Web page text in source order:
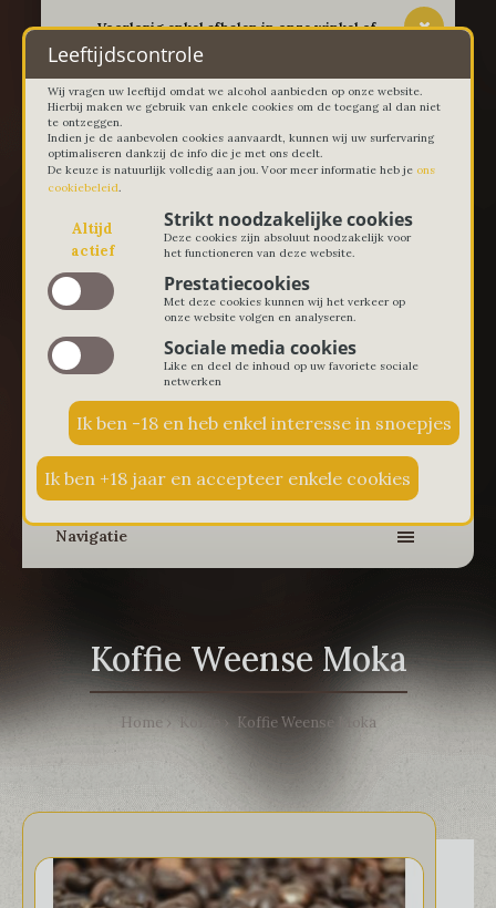
-- Voorlopig enkel afhalen in onze winkel of
thuislevering in Lievegem vanaf 100 euro --
0 € 0,00
Navigatie
Koffie Weense Moka
Home Koffie Koffie Weense Moka
Leeftijdscontrole
Wij vragen uw leeftijd omdat we alcohol aanbieden op onze website.
Hierbij maken we gebruik van enkele cookies om de toegang al dan niet
te ontzeggen.
Indien je de aanbevolen cookies aanvaardt, kunnen wij uw surfervaring
optimaliseren dankzij de info die je met ons deelt.
De keuze is natuurlijk volledig aan jou. Voor meer informatie heb je ons
cookiebeleid.
Altijd
actief
Strikt noodzakelijke cookies
Deze cookies zijn absoluut noodzakelijk voor
het functioneren van deze website.
Prestatiecookies
Met deze cookies kunnen wij het verkeer op
onze website volgen en analyseren.
Sociale media cookies
Like en deel de inhoud op uw favoriete sociale
netwerken